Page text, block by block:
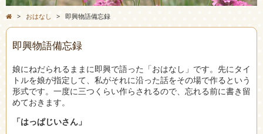
> おはなし > 即興物語備忘録
即興物語備忘録
娘にねだられるままに即興で語った「おはなし」です。先にタイ
トルを娘が指定して、私がそれに沿った話をその場で作るという
形式です。一度に三つくらい作らされるので、忘れる前に書き留
めておきます。
「はっぱじいさん」